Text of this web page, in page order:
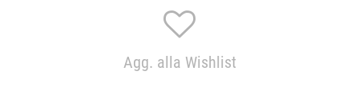
Agg. alla Wishlist